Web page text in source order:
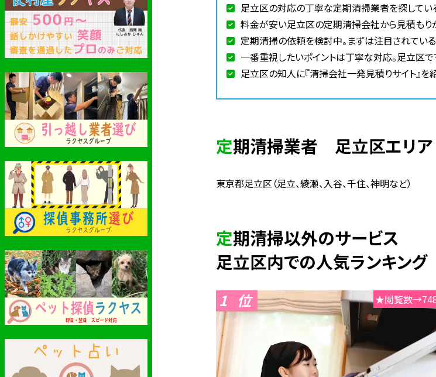
足立区の対応の丁寧な定期清掃業者を探してい
料金が安い足立区の定期清掃会社から見積もり
定期清掃の依頼を検討中。まずは注目されてい
一番重視したいポイントは丁寧な対応。足立区
足立区の知人に『清掃会社一発見積りサイト』を
定期清掃業者 足立区エリア
東京都足立区（足立、綾瀬、入谷、千住、神明など）
定期清掃以外のサービス
足立区内での人気ランキング
1 ★閲覧数